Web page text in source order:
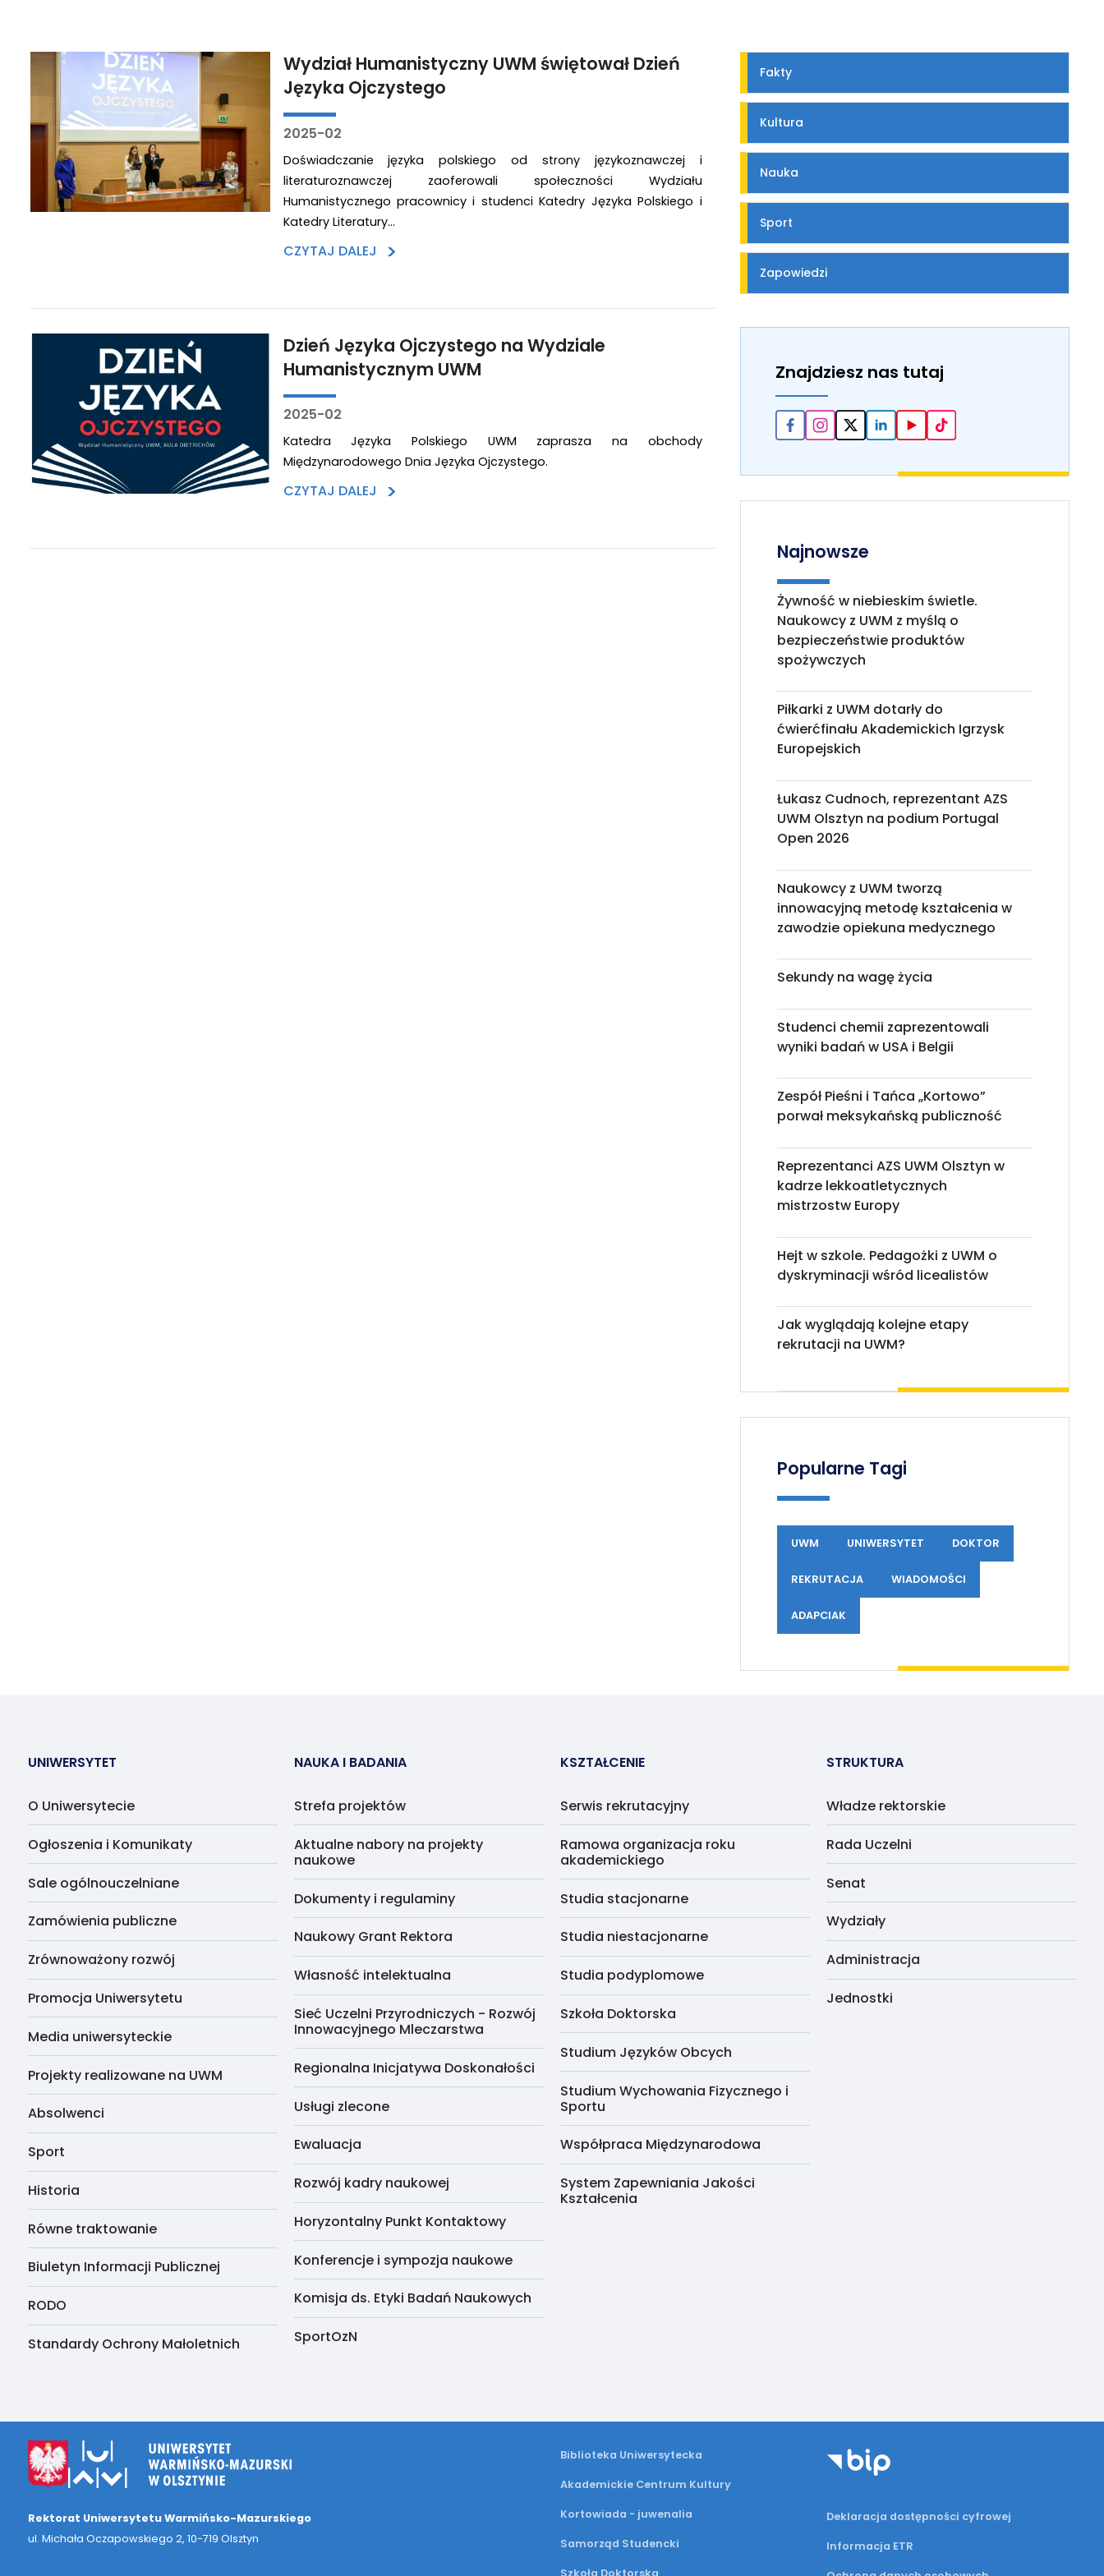
Wydział Humanistyczny UWM świętował Dzień
Języka Ojczystego
2025-02
Doświadczanie języka polskiego od strony językoznawczej i
literaturoznawczej zaoferowali społeczności Wydziału
Humanistycznego pracownicy i studenci Katedry Języka Polskiego i
Katedry Literatury…
CZYTAJ DALEJ >
Dzień Języka Ojczystego na Wydziale
Humanistycznym UWM
2025-02
Katedra Języka Polskiego UWM zaprasza na obchody
Międzynarodowego Dnia Języka Ojczystego.
CZYTAJ DALEJ >
Fakty
Kultura
Nauka
Sport
Zapowiedzi
Znajdziesz nas tutaj
Najnowsze
Żywność w niebieskim świetle.
Naukowcy z UWM z myślą o
bezpieczeństwie produktów
spożywczych
Piłkarki z UWM dotarły do
ćwierćfinału Akademickich Igrzysk
Europejskich
Łukasz Cudnoch, reprezentant AZS
UWM Olsztyn na podium Portugal
Open 2026
Naukowcy z UWM tworzą
innowacyjną metodę kształcenia w
zawodzie opiekuna medycznego
Sekundy na wagę życia
Studenci chemii zaprezentowali
wyniki badań w USA i Belgii
Zespół Pieśni i Tańca „Kortowo”
porwał meksykańską publiczność
Reprezentanci AZS UWM Olsztyn w
kadrze lekkoatletycznych
mistrzostw Europy
Hejt w szkole. Pedagożki z UWM o
dyskryminacji wśród licealistów
Jak wyglądają kolejne etapy
rekrutacji na UWM?
Popularne Tagi
UWM UNIWERSYTET DOKTOR
REKRUTACJA WIADOMOŚCI
ADAPCIAK
UNIWERSYTET
O Uniwersytecie
Ogłoszenia i Komunikaty
Sale ogólnouczelniane
Zamówienia publiczne
Zrównoważony rozwój
Promocja Uniwersytetu
Media uniwersyteckie
Projekty realizowane na UWM
Absolwenci
Sport
Historia
Równe traktowanie
Biuletyn Informacji Publicznej
RODO
Standardy Ochrony Małoletnich
NAUKA I BADANIA
Strefa projektów
Aktualne nabory na projekty
naukowe
Dokumenty i regulaminy
Naukowy Grant Rektora
Własność intelektualna
Sieć Uczelni Przyrodniczych - Rozwój
Innowacyjnego Mleczarstwa
Regionalna Inicjatywa Doskonałości
Usługi zlecone
Ewaluacja
Rozwój kadry naukowej
Horyzontalny Punkt Kontaktowy
Konferencje i sympozja naukowe
Komisja ds. Etyki Badań Naukowych
SportOzN
KSZTAŁCENIE
Serwis rekrutacyjny
Ramowa organizacja roku
akademickiego
Studia stacjonarne
Studia niestacjonarne
Studia podyplomowe
Szkoła Doktorska
Studium Języków Obcych
Studium Wychowania Fizycznego i
Sportu
Współpraca Międzynarodowa
System Zapewniania Jakości
Kształcenia
STRUKTURA
Władze rektorskie
Rada Uczelni
Senat
Wydziały
Administracja
Jednostki
Rektorat Uniwersytetu Warmińsko-Mazurskiego
ul. Michała Oczapowskiego 2, 10-719 Olsztyn
Biblioteka Uniwersytecka
Akademickie Centrum Kultury
Kortowiada - juwenalia
Samorząd Studencki
Szkoła Doktorska
Deklaracja dostępności cyfrowej
Informacja ETR